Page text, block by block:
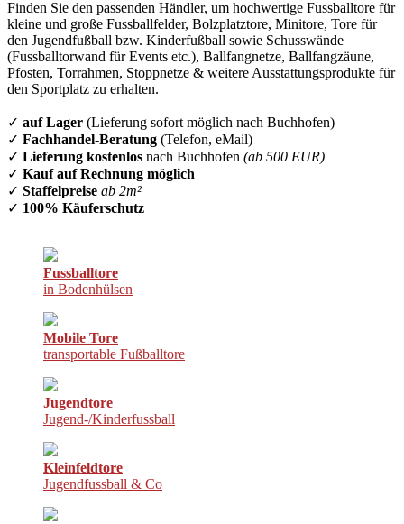
Finden Sie den passenden Händler, um hochwertige Fussballtore für
kleine und große Fussballfelder, Bolzplatztore, Minitore, Tore für
den Jugendfußball bzw. Kinderfußball sowie Schusswände
(Fussballtorwand für Events etc.), Ballfangnetze, Ballfangzäune,
Pfosten, Torrahmen, Stoppnetze & weitere Ausstattungsprodukte für
den Sportplatz zu erhalten.
✓ auf Lager (Lieferung sofort möglich nach Buchhofen)
✓ Fachhandel-Beratung (Telefon, eMail)
✓ Lieferung kostenlos nach Buchhofen (ab 500 EUR)
✓ Kauf auf Rechnung möglich
✓ Staffelpreise ab 2m²
✓ 100% Käuferschutz
Fussballtore
in Bodenhülsen
Mobile Tore
transportable Fußballtore
Jugendtore
Jugend-/Kinderfussball
Kleinfeldtore
Jugendfussball & Co